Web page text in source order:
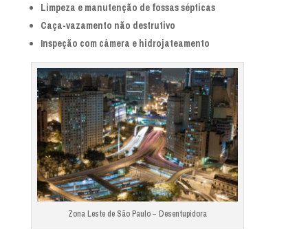
Limpeza e manutenção de fossas sépticas
Caça-vazamento não destrutivo
Inspeção com câmera e hidrojateamento
Zona Leste de São Paulo – Desentupidora